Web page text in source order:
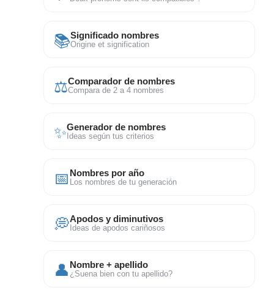
📚Significado nombres
Origine et signification
⚖Comparador de nombres
Compara de 2 a 4 nombres
✨Generador de nombres
Ideas según tus criterios
📅 Nombres por año
Los nombres de tu generación
💭Apodos y diminutivos
Ideas de apodos cariñosos
👤 Nombre + apellido
¿Suena bien con tu apellido?